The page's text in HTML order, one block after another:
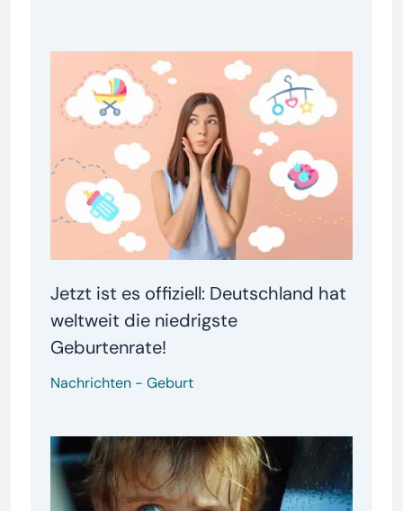
Jetzt ist es offiziell: Deutschland hat
weltweit die niedrigste
Geburtenrate!
Nachrichten- Geburt